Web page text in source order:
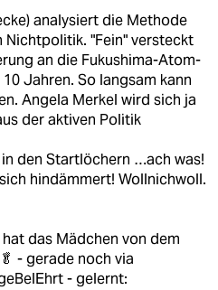
analysiert die Methode
Nichtpolitik. "Fein" versteckt
an die Fukushima-Atom-
Jahren. So langsam kann
Angela Merkel wird sich ja
der aktiven Politik
in den Startlöchern …ach was!
hindämmert! Wollnichwoll.
das Mädchen von dem
- gerade noch via
- gelernt: